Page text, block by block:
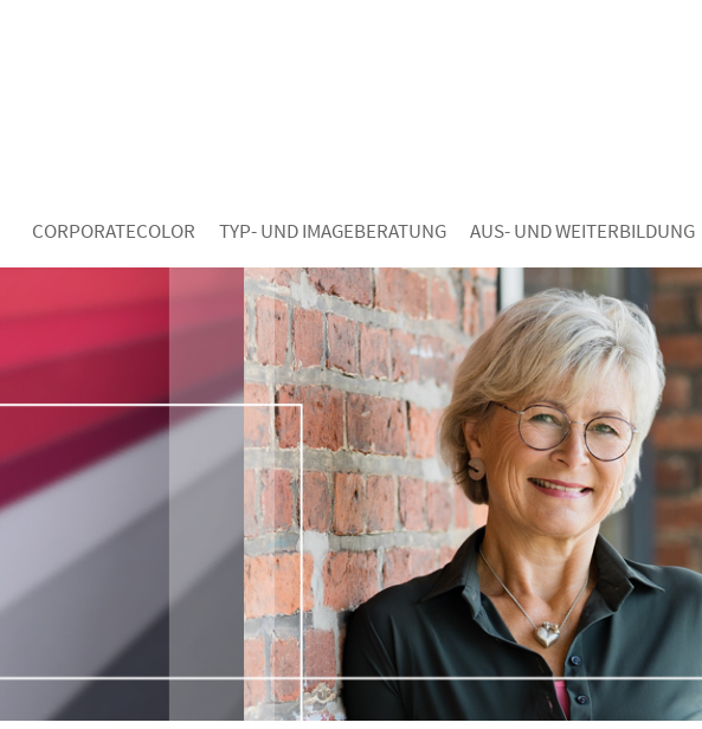
CORPORATECOLOR TYP- UND IMAGEBERATUNG AUS- UND WEITERBILDUNG